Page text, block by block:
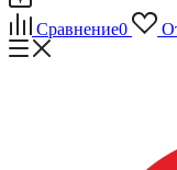
Сравнение0